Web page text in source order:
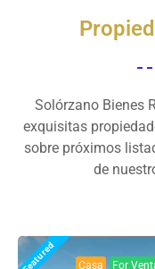
Solórzano Bienes
exquisitas
sobre próximos
de
Featured Casa For